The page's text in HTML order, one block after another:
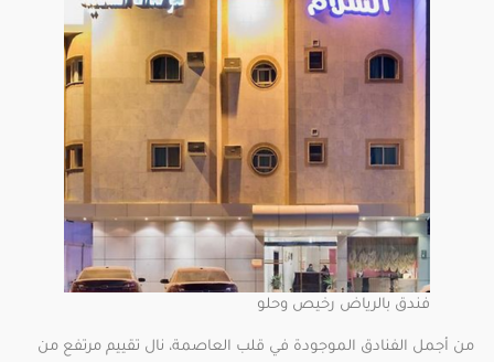
فندق بالرياض رخيص وحلو
من أجمل الفنادق الموجودة في قلب العاصمة، نال تقييم مرتفع من